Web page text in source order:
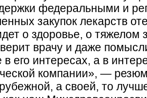
федеральными и
закупок лекарств
о здоровье, о тяжелом
врачу и даже
в его интересах, а в
компании», —
а своей, то